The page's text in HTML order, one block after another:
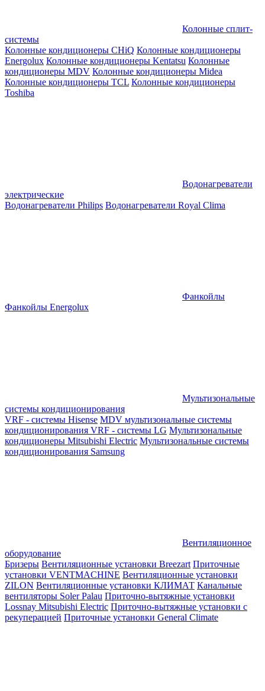
Колонные сплит-
системы
Колонные кондиционеры CHiQ Колонные кондиционеры
Energolux Колонные кондиционеры Kentatsu Колонные
кондиционеры MDV Колонные кондиционеры Midea
Колонные кондиционеры TCL Колонные кондиционеры
Toshiba
Водонагреватели
электрические
Водонагреватели Philips Водонагреватели Royal Clima
Фанкойлы
Фанкойлы Energolux
Мультизональные
системы кондиционирования
VRF - системы Hisense MDV мультизональные системы
кондиционирования VRF - системы LG Мультизональные
кондиционеры Mitsubishi Electric Мультизональные системы
кондиционирования Samsung
Вентиляционное
оборудование
Бризеры Вентиляционные установки Breezart Приточные
установки VENTMACHINE Вентиляционные установки
ZILON Вентиляционные установки КЛИМАТ Канальные
вентиляторы Soler Palau Приточно-вытяжные установки
Lossnay Mitsubishi Electric Приточно-вытяжные установки с
рекуперацией Приточные установки General Climate